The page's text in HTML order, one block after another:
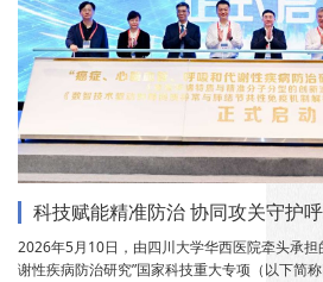
科技赋能精准防治 协同攻关守护
2026年5月10日，由四川大学华西医院牵头承担
谢性疾病防治研究”国家科技重大专项（以下简